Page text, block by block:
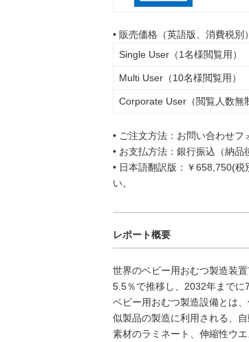
• 販売価格（英語版、消費税別）
Single User（1名様閲覧用）
Multi User（10名様閲覧用）
Corporate User（閲覧人数無
• ご注文方法：お問い合わせフ
• お支払方法：銀行振込（納品
• 日本語翻訳版：￥658,750(
い。
レポート概要
世界のベビー用おむつ製造装
5.5％で推移し、2032年までに
ベビー用おむつ製造設備とは
似製品の製造に利用される、
素材のラミネート、伸縮性ウ